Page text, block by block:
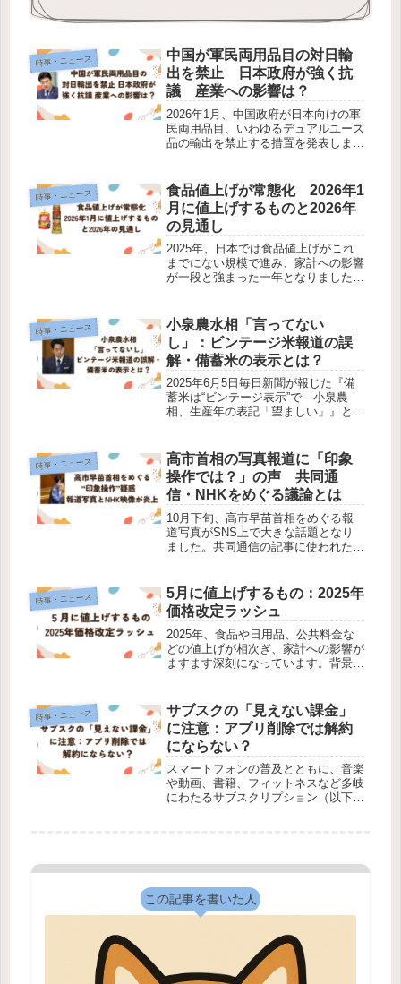
時事・ニュース
中国が軍民両用品目の対日輸
出を禁止 日本政府が強く抗
議 産業への影響は？
2026年1月、中国政府が日本向けの軍
民両用品目、いわゆるデュアルユース
品の輸出を禁止する措置を発表しまし
ます。今回の対応は、日中関係だけで
なく、日本の産業構造や経済安全保...
時事・ニュース
食品値上げが常態化 2026年1
月に値上げするものと2026年
の見通し
2025年、日本では食品値上げがこれ
までにない規模で進み、家計への影響
が一段と強まった一年となりました。
え、前年と比べて大幅な増加となって
います。こうした動きは一時的なも
の...
時事・ニュース
小泉農水相「言ってない
し」：ビンテージ米報道の誤
解・備蓄米の表示とは？
2025年6月5日毎日新聞が報じた『備
蓄米は“ビンテージ表示”で 小泉農
相、生産年の表記「望ましい」』とい
いし」と簡潔に反論した投稿が話題と
なりました。この投稿を受けて、...
時事・ニュース
高市首相の写真報道に「印象
操作では？」の声 共同通
信・NHKをめぐる議論とは
10月下旬、高市早苗首相をめぐる報
道写真がSNS上で大きな話題となり
ました。共同通信の記事に使われた写
立性や信頼性が改めて問われていま
す。背景には、報道関係者の「支持率
を下...
時事・ニュース
5月に値上げするもの：2025年
価格改定ラッシュ
2025年、食品や日用品、公共料金な
どの値上げが相次ぎ、家計への影響が
ますます深刻になっています。背景に
たちの生活のあらゆる場面に影響を及
ぼし始めています。2025年5月の値...
時事・ニュース
サブスクの「見えない課金」
に注意：アプリ削除では解約
にならない？
スマートフォンの普及とともに、音楽
や動画、書籍、フィットネスなど多岐
にわたるサブスクリプション（以下、
この記事を書いた人